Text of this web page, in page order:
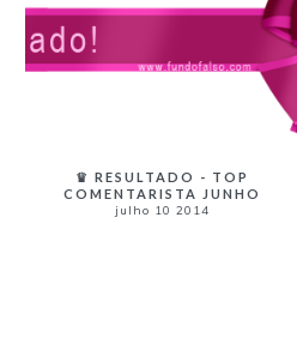
♛ RESULTADO - TOP
COMENTARISTA JUNHO
julho 10 2014